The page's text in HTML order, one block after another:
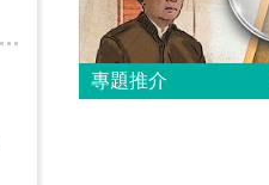
專題推介